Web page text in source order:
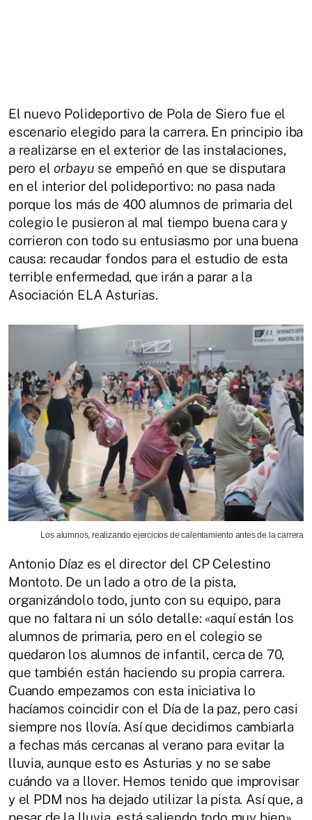
El nuevo Polideportivo de Pola de Siero fue el
escenario elegido para la carrera. En principio iba
a realizarse en el exterior de las instalaciones,
pero elorbayu se empeñó en que se disputara
en el interior del polideportivo: no pasa nada
porque los más de 400 alumnos de primaria del
colegio le pusieron al mal tiempo buena cara y
corrieron con todo su entusiasmo por una buena
causa: recaudar fondos para el estudio de esta
terrible enfermedad, que irán a parar a la
Asociación ELA Asturias.
Los alumnos, realizando ejercicios de calentamiento antes de la carrera
Antonio Díaz es el director del CP Celestino
Montoto. De un lado a otro de la pista,
organizándolo todo, junto con su equipo, para
que no faltara ni un sólo detalle: «aquí están los
alumnos de primaria, pero en el colegio se
quedaron los alumnos de infantil, cerca de 70,
que también están haciendo su propia carrera.
Cuando empezamos con esta iniciativa lo
hacíamos coincidir con el Día de la paz, pero casi
siempre nos llovía. Así que decidimos cambiarla
a fechas más cercanas al verano para evitar la
lluvia, aunque esto es Asturias y no se sabe
cuándo va a llover. Hemos tenido que improvisar
y el PDM nos ha dejado utilizar la pista. Así que, a